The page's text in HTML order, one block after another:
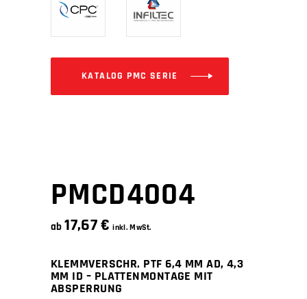
KATALOG PMC SERIE
PMCD4004
ab17,67€ inkl. MwSt.
KLEMMVERSCHR. PTF 6,4 MM AD, 4,3
MM ID – PLATTENMONTAGE MIT
ABSPERRUNG